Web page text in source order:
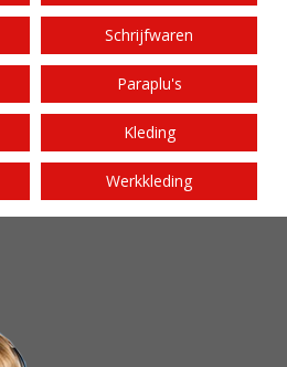
Schrijfwaren
Paraplu's
Kleding
Werkkleding